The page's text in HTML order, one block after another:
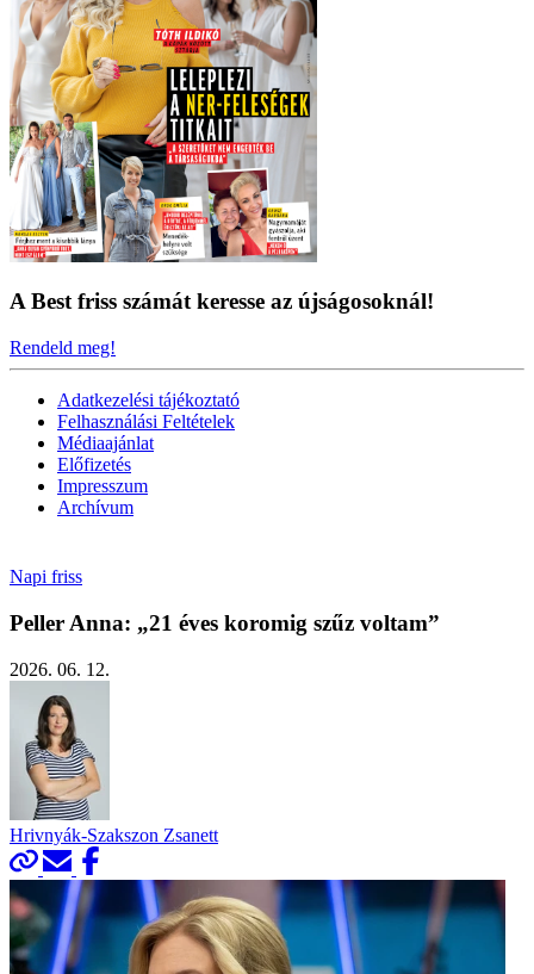
A Best friss számát keresse az újságosoknál!
Rendeld meg!
Adatkezelési tájékoztató
Felhasználási Feltételek
Médiaajánlat
Előfizetés
Impresszum
Archívum
Napi friss
Peller Anna: „21 éves koromig szűz voltam”
2026. 06. 12.
Hrivnyák-Szakszon Zsanett